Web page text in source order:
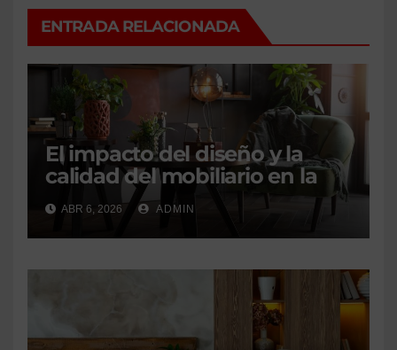
ENTRADA RELACIONADA
El impacto del diseño y la
calidad del mobiliario en la
transformación de los
hogares valencianos
ABR 6, 2026 ADMIN